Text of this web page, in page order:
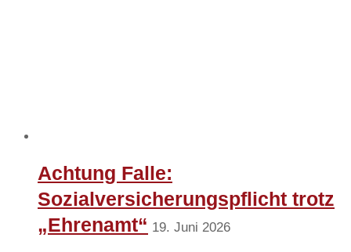
Achtung Falle:
Sozialversicherungspflicht trotz
„Ehrenamt“ 19. Juni 2026